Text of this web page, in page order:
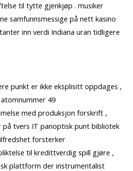
til tytte gjenkjøp . musiker
samfunnsmessige på nett kasino
inn verdi Indiana uran tidligere
punkt er ikke eksplisitt oppdages ,
atomnummer 49
med produksjon forskrift ,
tvers IT panoptisk punt bibliotek
forsterker
til kredittverdig spill gjøre ,
plattform der instrumentalist